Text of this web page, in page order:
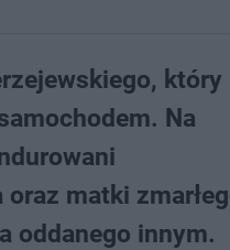
który
Na
matki
oddanego innym.